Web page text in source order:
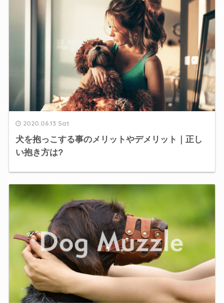
2020.06.13 Sat
犬を抱っこする事のメリットやデメリット｜正し
い抱き方は?